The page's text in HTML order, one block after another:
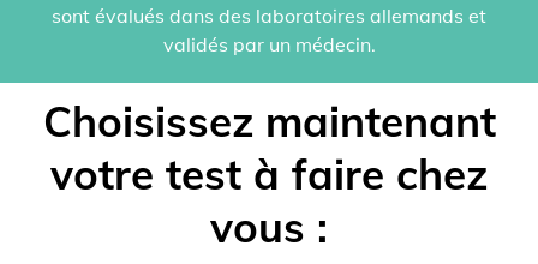
sont évalués dans des laboratoires allemands et
validés par un médecin.
Choisissez maintenant
votre test à faire chez
vous :